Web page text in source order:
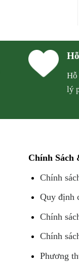
Hỗ
lý
Chính Sách
Chính
Quy định
Chính
Chính
Phương